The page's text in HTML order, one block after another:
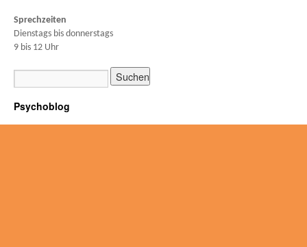
Sprechzeiten
Dienstags bis donnerstags
9 bis 12 Uhr
Psychoblog